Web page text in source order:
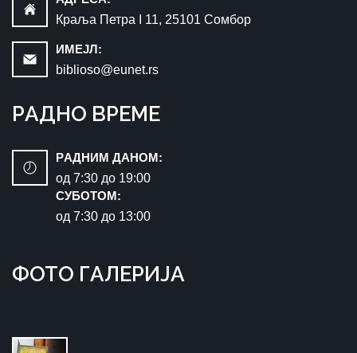
Краља Петра I 11, 25101 Сомбор
ИМEЈЛ:
biblioso@eunet.rs
РAДНO ВРЕМЕ
РAДНИМ ДАНОМ:
oд 7:30 до 19:00
СУБОТОМ:
oд 7:30 до 13:00
ФOTO ГAЛЕРИЈA